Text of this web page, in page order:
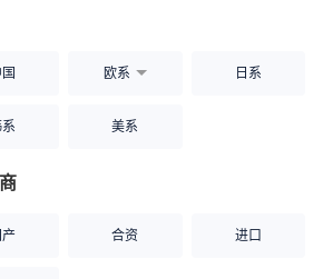
欧系 日系
美系
产 合资 进口